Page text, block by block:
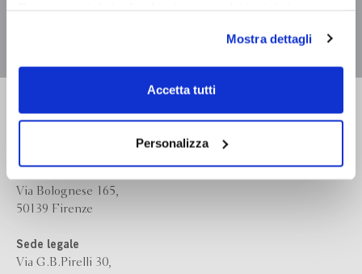
scelte privacy sui cookie, ti invitiamo a prendere visione
dell’informativa cookie.
Chiudendo il banner tramite la “X” prosegui la
dei soli cookie tecnici. Selezionando “Accetta tutti” presti
il tuo consenso alla profilazione che potrai revocare in
ogni momentoRevoca
Mostra dettagli
Accetta tutti
Personalizza
Giunti Editore
Via Bolognese 165,
50139 Firenze
Sede legale
Via G.B.Pirelli 30,